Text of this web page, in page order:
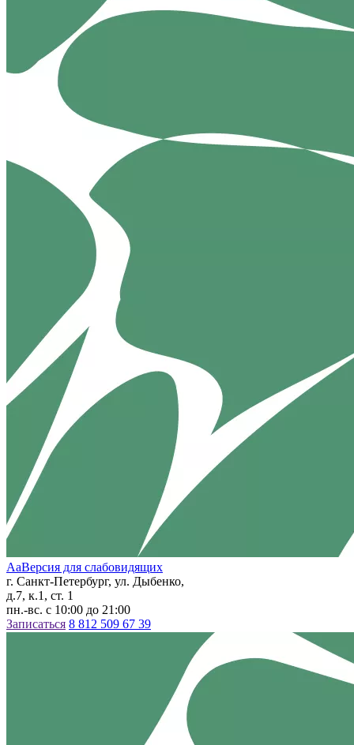
AaВерсия для слабовидящих
г. Санкт-Петербург, ул. Дыбенко,
д.7, к.1, ст. 1
пн.-вс. с 10:00 до 21:00
Записаться 8 812 509 67 39